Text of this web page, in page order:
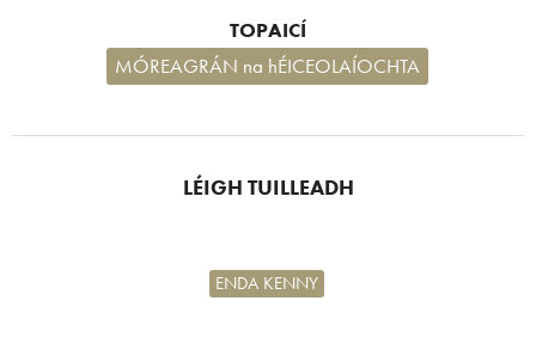
TOPAICÍ
MÓREAGRÁN na hÉICEOLAÍOCHTA
LÉIGH TUILLEADH
ENDA KENNY